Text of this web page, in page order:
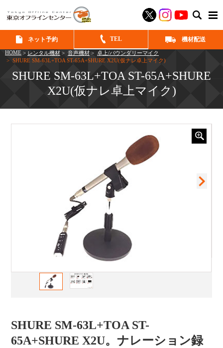
ネット予約 TEL 機材配送
HOME > レンタル機材 > 音声機材 > 卓上/バウンダリーマイク
> SHURE SM-63L+TOA ST-65A+SHURE X2U(仮ナレ卓上マイク)
SHURE SM-63L+TOA ST-65A+SHURE
X2U(仮ナレ卓上マイク)
SHURE SM-63L+TOA ST-
65A+SHURE X2U。ナレーション録